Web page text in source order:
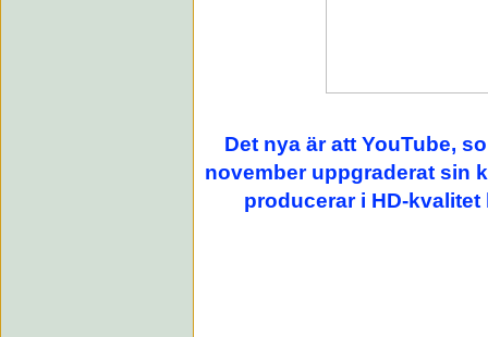
Det nya är att YouTube,
november uppgraderat sin
producerar i HD-